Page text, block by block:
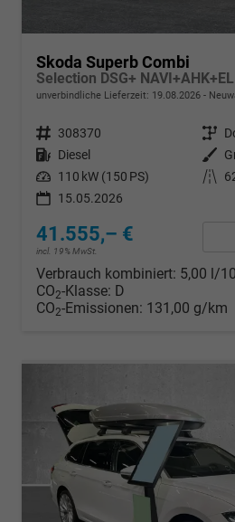
Skoda Superb Combi
unverbindliche Lieferzeit: 19.08.2026
Fahrzeugnr. 308370 Getriebe
Kraftstoff Diesel Außenfarbe
Leistung 110 kW (150 PS) Kilometerstand
15.05.2026
41.555,– €
incl. 19% MwSt.
Verbrauch kombiniert: 5,00 l/
CO2-Klasse: D
CO2-Emissionen: 131,00 g/km